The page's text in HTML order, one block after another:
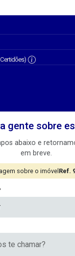
Certidões)
gente sobre
abaixo e
em breve.
sobre o imóvel Ref.